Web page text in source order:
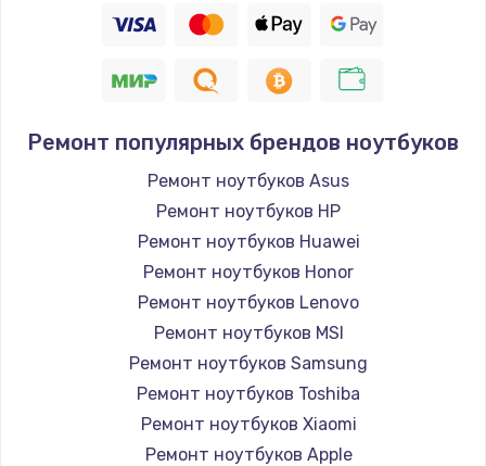
Ремонт популярных брендов ноутбуков
Ремонт ноутбуков Asus
Ремонт ноутбуков HP
Ремонт ноутбуков Huawei
Ремонт ноутбуков Honor
Ремонт ноутбуков Lenovo
Ремонт ноутбуков MSI
Ремонт ноутбуков Samsung
Ремонт ноутбуков Toshiba
Ремонт ноутбуков Xiaomi
Ремонт ноутбуков Apple